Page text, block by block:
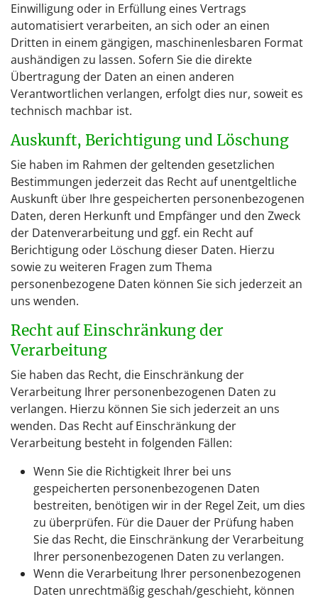
Einwilligung oder in Erfüllung eines Vertrags
automatisiert verarbeiten, an sich oder an einen
Dritten in einem gängigen, maschinenlesbaren Format
aushändigen zu lassen. Sofern Sie die direkte
Übertragung der Daten an einen anderen
Verantwortlichen verlangen, erfolgt dies nur, soweit es
technisch machbar ist.
Auskunft, Berichtigung und Löschung
Sie haben im Rahmen der geltenden gesetzlichen
Bestimmungen jederzeit das Recht auf unentgeltliche
Auskunft über Ihre gespeicherten personenbezogenen
Daten, deren Herkunft und Empfänger und den Zweck
der Datenverarbeitung und ggf. ein Recht auf
Berichtigung oder Löschung dieser Daten. Hierzu
sowie zu weiteren Fragen zum Thema
personenbezogene Daten können Sie sich jederzeit an
uns wenden.
Recht auf Einschränkung der
Verarbeitung
Sie haben das Recht, die Einschränkung der
Verarbeitung Ihrer personenbezogenen Daten zu
verlangen. Hierzu können Sie sich jederzeit an uns
wenden. Das Recht auf Einschränkung der
Verarbeitung besteht in folgenden Fällen:
Wenn Sie die Richtigkeit Ihrer bei uns
gespeicherten personenbezogenen Daten
bestreiten, benötigen wir in der Regel Zeit, um dies
zu überprüfen. Für die Dauer der Prüfung haben
Sie das Recht, die Einschränkung der Verarbeitung
Ihrer personenbezogenen Daten zu verlangen.
Wenn die Verarbeitung Ihrer personenbezogenen
Daten unrechtmäßig geschah/geschieht, können